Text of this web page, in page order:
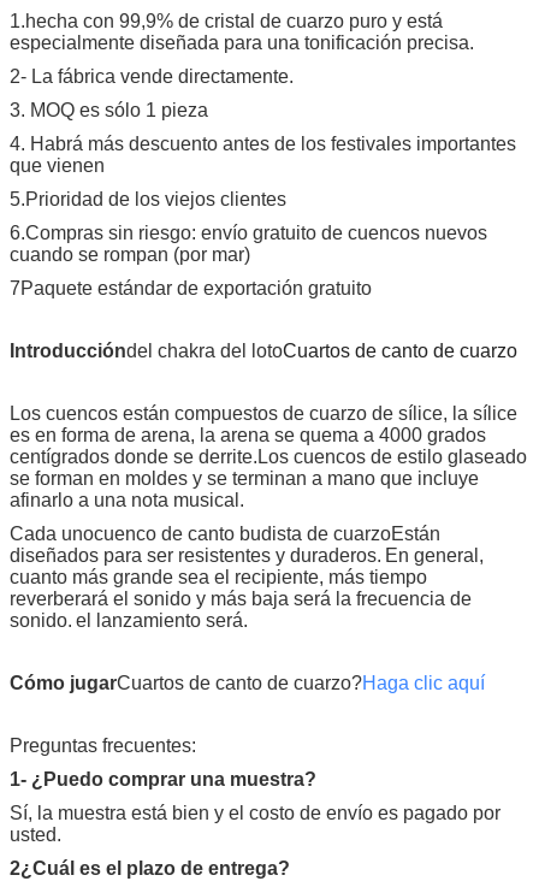
1.hecha con 99,9% de cristal de cuarzo puro y está
especialmente diseñada para una tonificación precisa.
2- La fábrica vende directamente.
3. MOQ es sólo 1 pieza
4. Habrá más descuento antes de los festivales importantes
que vienen
5.Prioridad de los viejos clientes
6.Compras sin riesgo: envío gratuito de cuencos nuevos
cuando se rompan (por mar)
7Paquete estándar de exportación gratuito
Introduccióndel chakra del lotoCuartos de canto de cuarzo
Los cuencos están compuestos de cuarzo de sílice, la sílice
es en forma de arena, la arena se quema a 4000 grados
centígrados donde se derrite.Los cuencos de estilo glaseado
se forman en moldes y se terminan a mano que incluye
afinarlo a una nota musical.
Cada unocuenco de canto budista de cuarzoEstán
diseñados para ser resistentes y duraderos. En general,
cuanto más grande sea el recipiente, más tiempo
reverberará el sonido y más baja será la frecuencia de
sonido. el lanzamiento será.
Cómo jugarCuartos de canto de cuarzo?Haga clic aquí
Preguntas frecuentes:
1- ¿Puedo comprar una muestra?
Sí, la muestra está bien y el costo de envío es pagado por
usted.
2¿Cuál es el plazo de entrega?